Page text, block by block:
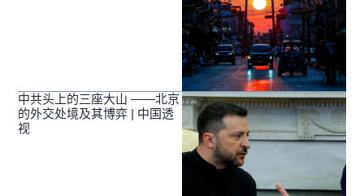
中共头上的三座大山 ——北京
的外交处境及其博弈 | 中国透
视